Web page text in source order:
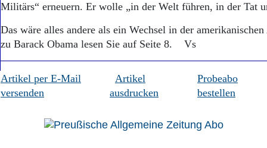
Militärs“ erneuern. Er wolle „in der Welt führen, in der Tat
Das wäre alles andere als ein Wechsel in der
zu Barack Obama lesen Sie auf Seite 8. Vs
Artikel per E-Mail
versenden
Artikel
ausdrucken
Probeabo
bestellen